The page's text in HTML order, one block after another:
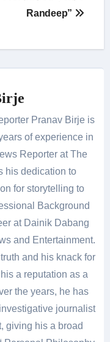
Randeep”
Pranav Birje is
of experience in
Reporter at The
his dedication to
for storytelling to
Background
at Dainik Dabang
and Entertainment.
and his knack for
a reputation as a
the years, he has
journalist
giving his a broad